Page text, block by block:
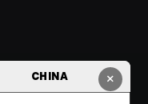
×
CHINA